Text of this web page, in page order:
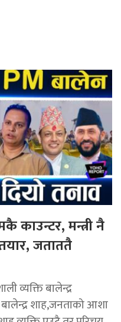
काउन्टर, मन्त्री नै
जताततै
व्यक्ति बालेन्द्र
शाह,जनताको आशा